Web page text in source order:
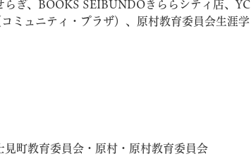
ぎ、BOOKS SEIBUNDOきららシティ店、YC
ミュニティ・プラザ）、原村教育委員会生涯学
見町教育委員会・原村・原村教育委員会